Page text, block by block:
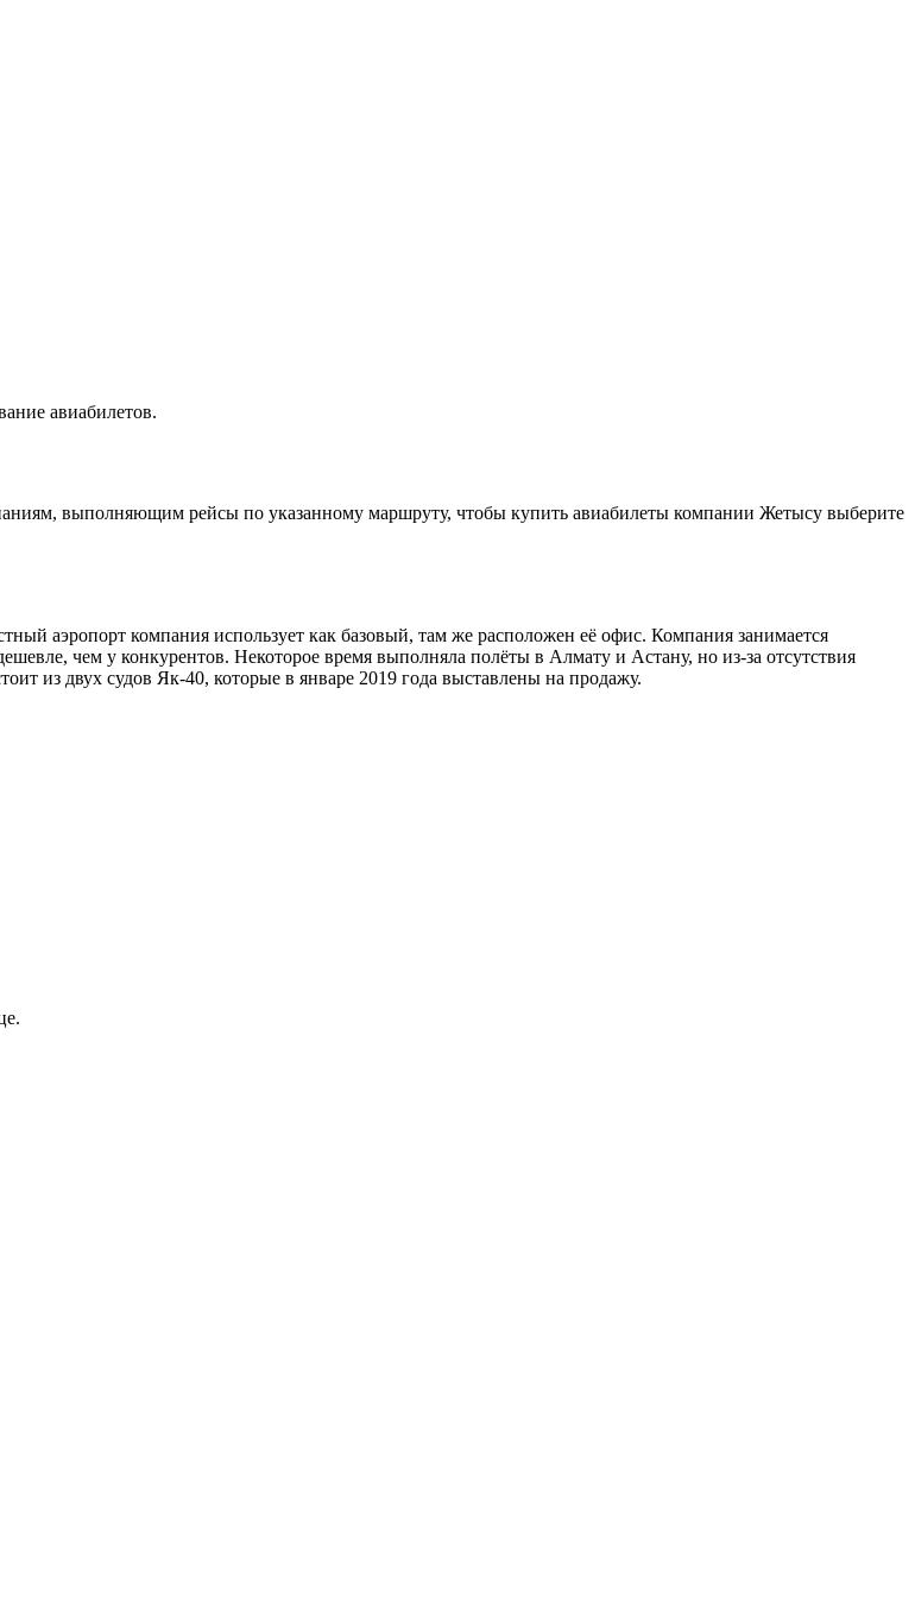
авиабилетов.
выполняющим рейсы по указанному маршруту, чтобы купить авиабилеты компании Жетысу выберите
аэропорт компания использует как базовый, там же расположен её офис. Компания занимается
чем у конкурентов. Некоторое время выполняла полёты в Алмату и Астану, но из-за отсутствия
из двух судов Як-40, которые в январе 2019 года выставлены на продажу.